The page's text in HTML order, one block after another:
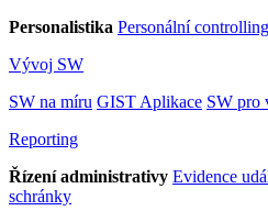
Personalistika Personální controlling
Vývoj SW
SW na míru GIST Aplikace SW pro
Reporting
Řízení administrativy Evidence
schránky